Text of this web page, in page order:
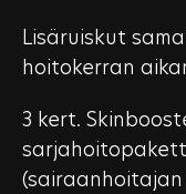
Lisäruiskut
hoitokerran
3 kert.
(sairaanhoitajan